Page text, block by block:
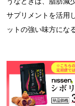
サプリメントを活用
ットの強い味方にな